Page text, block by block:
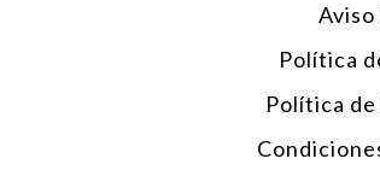
Aviso
Política
Política